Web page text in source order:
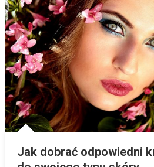
Jak dobrać odpowiedni